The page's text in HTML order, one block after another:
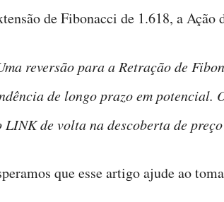
de Fibonacci de 1.618, a
reversão para a Retração de
de longo prazo em potencial.
LINK de volta na descoberta de
que esse artigo ajude ao